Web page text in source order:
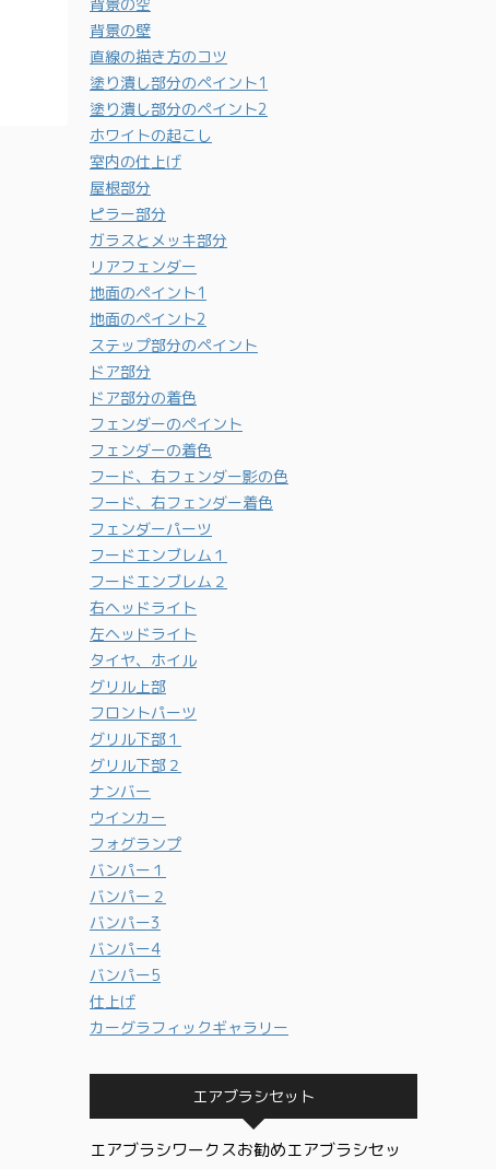
背景の壁
直線の描き方のコツ
塗り潰し部分のペイント1
塗り潰し部分のペイント2
ホワイトの起こし
室内の仕上げ
屋根部分
ピラー部分
ガラスとメッキ部分
リアフェンダー
地面のペイント1
地面のペイント2
ステップ部分のペイント
ドア部分
ドア部分の着色
フェンダーのペイント
フェンダーの着色
フード、右フェンダー影の色
フード、右フェンダー着色
フェンダーパーツ
フードエンブレム１
フードエンブレム２
右ヘッドライト
左ヘッドライト
タイヤ、ホイル
グリル上部
フロントパーツ
グリル下部１
グリル下部２
ナンバー
ウインカー
フォグランプ
バンパー１
バンパー２
バンパー3
バンパー4
バンパー5
仕上げ
カーグラフィックギャラリー
エアブラシセット
エアブラシワークスお勧めエアブラシセッ